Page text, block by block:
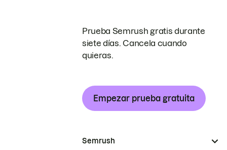
Prueba Semrush gratis durante
siete días. Cancela cuando
quieras.
Empezar prueba gratuita
Semrush